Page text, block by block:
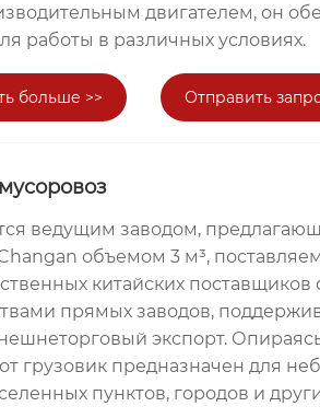
двигателем, он
работы в различных условиях.
больше >> Отправить
ведущим заводом,
объемом 3 м³,
китайских
прямых заводов,
экспорт.
грузовик предназначен для
пунктов, городов и